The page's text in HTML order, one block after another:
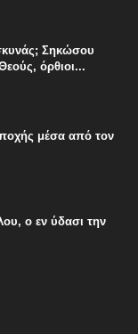
Σηκώσου
όρθιοι...
μέσα από τον
ο εν ύδασι την